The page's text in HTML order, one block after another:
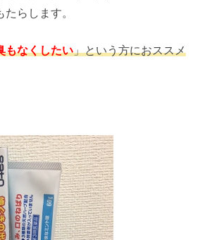
らします。
もなくしたい」という方におススメ